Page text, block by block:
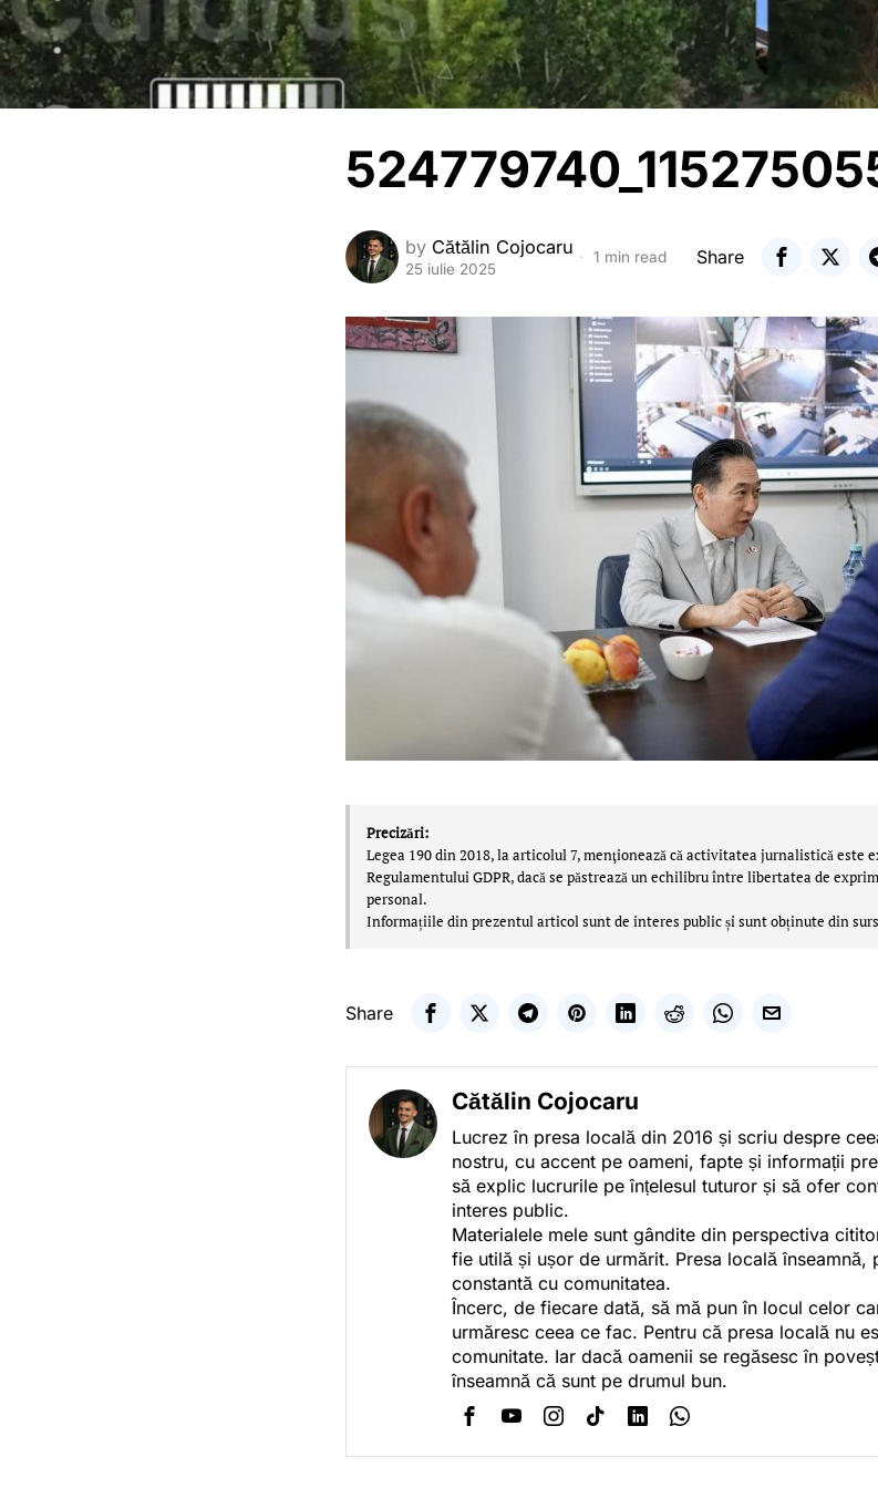
by Cătălin Cojocaru
25 iulie 2025
1 min read Share
Precizări:
Legea 190 din 2018, la articolul 7, menţionează că activitatea jurnalistică este
Regulamentului GDPR, dacă se păstrează un echilibru între libertatea de
personal.
Informațiile din prezentul articol sunt de interes public și sunt obținute din
Share
Cătălin Cojocaru
Lucrez în presa locală din 2016 și scriu despre
nostru, cu accent pe oameni, fapte și informații
să explic lucrurile pe înțelesul tuturor și să ofer
interes public.
Materialele mele sunt gândite din perspectiva
fie utilă și ușor de urmărit. Presa locală înseamnă,
constantă cu comunitatea.
Încerc, de fiecare dată, să mă pun în locul celor
urmăresc ceea ce fac. Pentru că presa locală nu
comunitate. Iar dacă oamenii se regăsesc în
înseamnă că sunt pe drumul bun.